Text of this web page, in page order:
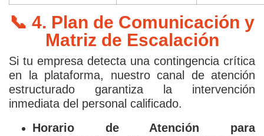
📞 4. Plan de Comunicación y
Matriz de Escalación
Si tu empresa detecta una contingencia crítica
en la plataforma, nuestro canal de atención
estructurado garantiza la intervención
inmediata del personal calificado.
Horario de Atención para